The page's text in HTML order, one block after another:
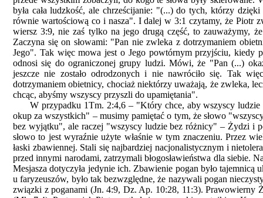
była cała ludzkość, ale chrześcijanie: "(...) do tych, którzy
równie wartościową co i nasza". I dalej w 3:1 czytamy, że Piotr
wiersz 3:9, nie zaś tylko na jego drugą część, to zauważymy,
Zaczyna się on słowami: "Pan nie zwleka z dotrzymaniem
Jego". Tak więc mowa jest o Jego powtórnym przyjściu, kiedy
odnosi się do ograniczonej grupy ludzi. Mówi, że "Pan (...)
jeszcze nie zostało odrodzonych i nie nawróciło się. Tak
dotrzymaniem obietnicy, chociaż niektórzy uważają, że zwleka,
chcąc, abyśmy wszyscy przyszli do upamiętania".
W przypadku 1Tm. 2:4,6 – "Który chce, aby wszyscy ludzie
okup za wszystkich" – musimy pamiętać o tym, że słowo
bez wyjątku", ale raczej "wszyscy ludzie bez różnicy" – Żydzi i
słowo to jest wyraźnie użyte właśnie w tym znaczeniu. Przez
łaski zbawiennej. Stali się najbardziej nacjonalistycznym i
przed innymi narodami, zatrzymali błogosławieństwa dla siebie.
Mesjasza dotyczyła jedynie ich. Zbawienie pogan było
u faryzeuszów, było tak bezwzględne, że nazywali pogan
związki z poganami (Jn. 4:9, Dz. Ap. 10:28, 11:3). Prawowierny